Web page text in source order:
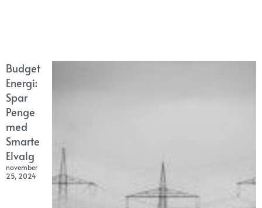
Budget
Energi:
Spar
Penge
med
Smarte
Elvalg
november
25, 2024